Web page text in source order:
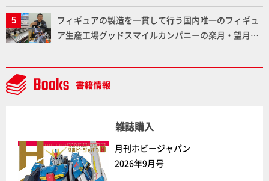
Prime Videoで国内独占配信
フィギュアの製造を一貫して行う国内唯一のフィギュ
ア生産工場グッドスマイルカンパニーの楽月・望月工
AAAヴンダー』の続報も！
雑誌購入
月刊ホビージャパン
2026年9月号